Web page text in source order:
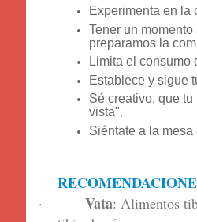
Experimenta en la
Tener un
preparamos la
Limita el consumo
Establece y sigue
Sé creativo, que
vista".
Siéntate a la
· Vata: Alimentos